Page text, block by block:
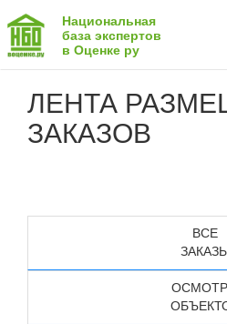
Национальная
база экспертов
в Оценке ру
ЛЕНТА
ЗАКАЗОВ
ВСЕ